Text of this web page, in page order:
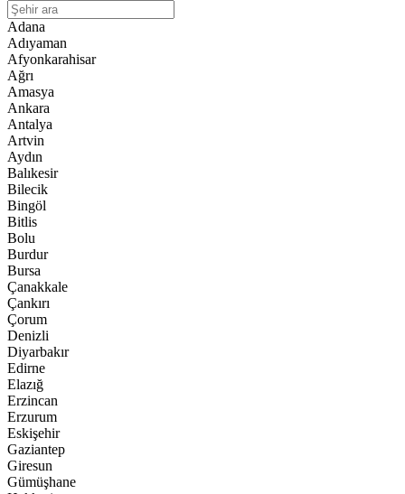
Adana
Adıyaman
Afyonkarahisar
Ağrı
Amasya
Ankara
Antalya
Artvin
Aydın
Balıkesir
Bilecik
Bingöl
Bitlis
Bolu
Burdur
Bursa
Çanakkale
Çankırı
Çorum
Denizli
Diyarbakır
Edirne
Elazığ
Erzincan
Erzurum
Eskişehir
Gaziantep
Giresun
Gümüşhane